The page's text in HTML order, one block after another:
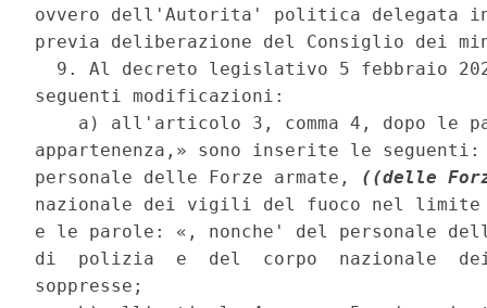
ovvero dell'Autorita' politica
previa deliberazione del Consiglio dei
9. Al decreto legislativo 5 febbraio
seguenti modificazioni:
a) all'articolo 3, comma 4, dopo le
appartenenza,» sono inserite le
personale delle Forze armate, ((delle
nazionale dei vigili del fuoco nel limite
e le parole: «, nonche' del personale
di  polizia  e  del  corpo  nazionale
soppresse;